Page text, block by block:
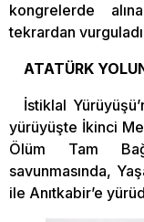
kongrelerde
tekrardan
ATATÜRK
İstiklal
yürüyüşte İkinci
Ölüm Tam
savunmasında,
ile Anıtkabir’e